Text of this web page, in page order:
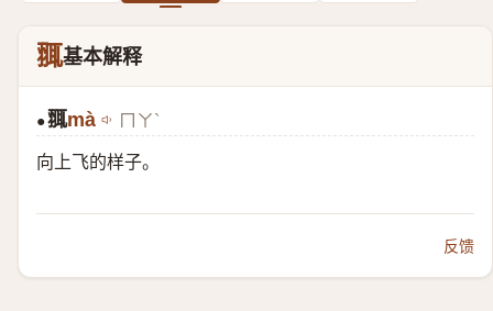
䎎基本解释
●䎎mà ㄇㄚˋ
向上飞的样子。
反馈